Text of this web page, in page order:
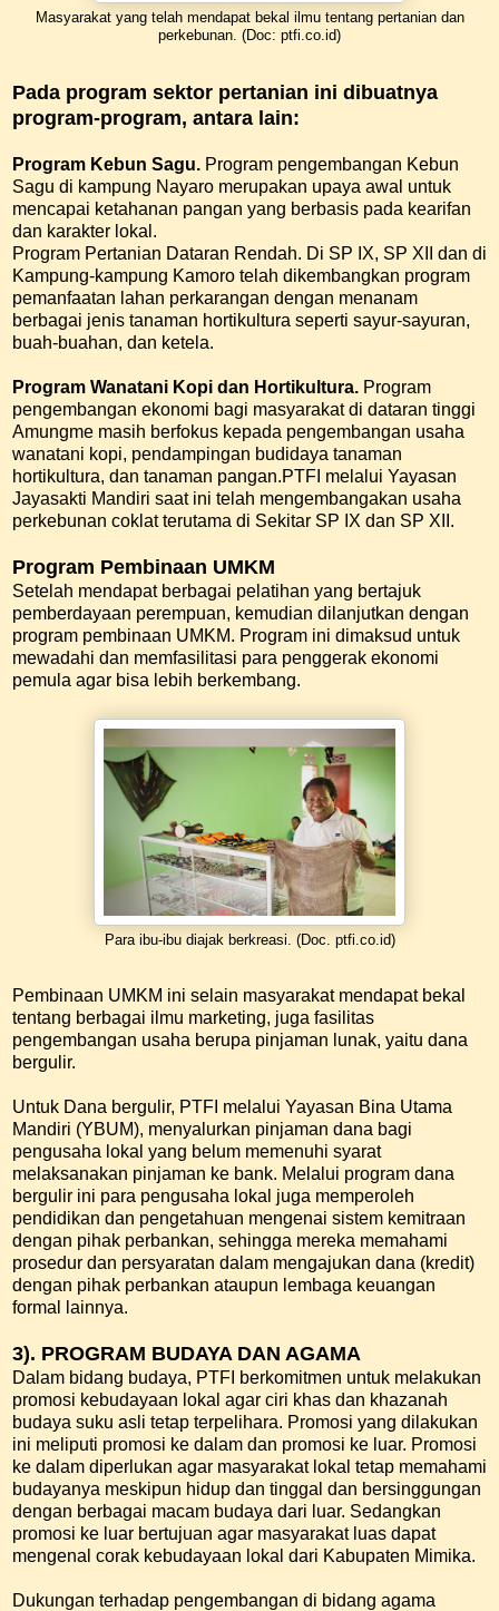
Masyarakat yang telah mendapat bekal ilmu tentang pertanian dan
perkebunan. (Doc: ptfi.co.id)
Pada program sektor pertanian ini dibuatnya
program-program, antara lain:
Program Kebun Sagu. Program pengembangan Kebun
Sagu di kampung Nayaro merupakan upaya awal untuk
mencapai ketahanan pangan yang berbasis pada kearifan
dan karakter lokal.
Program Pertanian Dataran Rendah. Di SP IX, SP XII dan di
Kampung-kampung Kamoro telah dikembangkan program
pemanfaatan lahan perkarangan dengan menanam
berbagai jenis tanaman hortikultura seperti sayur-sayuran,
buah-buahan, dan ketela.
Program Wanatani Kopi dan Hortikultura. Program
pengembangan ekonomi bagi masyarakat di dataran tinggi
Amungme masih berfokus kepada pengembangan usaha
wanatani kopi, pendampingan budidaya tanaman
hortikultura, dan tanaman pangan.PTFI melalui Yayasan
Jayasakti Mandiri saat ini telah mengembangakan usaha
perkebunan coklat terutama di Sekitar SP IX dan SP XII.
Program Pembinaan UMKM
Setelah mendapat berbagai pelatihan yang bertajuk
pemberdayaan perempuan, kemudian dilanjutkan dengan
program pembinaan UMKM. Program ini dimaksud untuk
mewadahi dan memfasilitasi para penggerak ekonomi
pemula agar bisa lebih berkembang.
Para ibu-ibu diajak berkreasi. (Doc. ptfi.co.id)
Pembinaan UMKM ini selain masyarakat mendapat bekal
tentang berbagai ilmu marketing, juga fasilitas
pengembangan usaha berupa pinjaman lunak, yaitu dana
bergulir.
Untuk Dana bergulir, PTFI melalui Yayasan Bina Utama
Mandiri (YBUM), menyalurkan pinjaman dana bagi
pengusaha lokal yang belum memenuhi syarat
melaksanakan pinjaman ke bank. Melalui program dana
bergulir ini para pengusaha lokal juga memperoleh
pendidikan dan pengetahuan mengenai sistem kemitraan
dengan pihak perbankan, sehingga mereka memahami
prosedur dan persyaratan dalam mengajukan dana (kredit)
dengan pihak perbankan ataupun lembaga keuangan
formal lainnya.
3). PROGRAM BUDAYA DAN AGAMA
Dalam bidang budaya, PTFI berkomitmen untuk melakukan
promosi kebudayaan lokal agar ciri khas dan khazanah
budaya suku asli tetap terpelihara. Promosi yang dilakukan
ini meliputi promosi ke dalam dan promosi ke luar. Promosi
ke dalam diperlukan agar masyarakat lokal tetap memahami
budayanya meskipun hidup dan tinggal dan bersinggungan
dengan berbagai macam budaya dari luar. Sedangkan
promosi ke luar bertujuan agar masyarakat luas dapat
mengenal corak kebudayaan lokal dari Kabupaten Mimika.
Dukungan terhadap pengembangan di bidang agama